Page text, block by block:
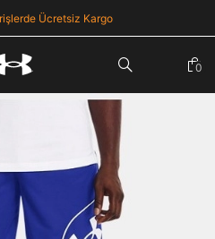
Ücretsiz Kargo
0
Yenile